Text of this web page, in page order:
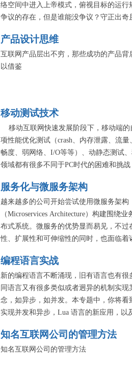
络空间中进入上帝模式，俯视目标的运行
争议的存在，但是谁能没争议？守正出奇
客大会」诸多精彩带上 QCon 大舞台。
产品设计思维
互联网产品层出不穷，那些成功的产品背
以借鉴
移动测试技术
移动互联网快速发展阶段下，移动端的
项性能优化测试（crash、内存泄露、流
畅度、弱网络、I/O等等）、动静态测试
领域都有很多不同于PC时代的困难和挑
为切入点，本专题希望给大家更多的思路
服务化与微服务架构
越来越多的公司开始尝试使用微服务架构
（Microservices Architecture）构建围绕
布式系统。微服务的优势显而易见，不过
性、扩展性和可伸缩性的同时，也面临着
等。本专题邀请国内一线互联网公司的技
使用微服务的实践以及思路。
编程语言实战
新的编程语言不断涌现，旧有语言也有很
同语言又有很多类似或者迥异的机制实现
念，如异步，如并发。本专题中，你将看
实现并发和异步，Lua 语言的新应用，以
知名互联网公司的管理方法
知名互联网公司的管理方法